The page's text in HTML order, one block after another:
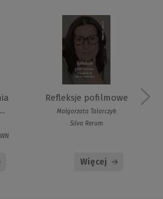
Refleksje pofilmowe
Małgorzata Talarczyk
Silva Rerum
Więcej